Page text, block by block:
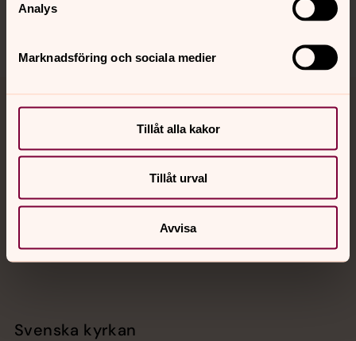
Analys
Marknadsföring och sociala medier
Tillåt alla kakor
Tillåt urval
Avvisa
Jourhavande präst
Akut samtals- och krisstöd. Prata eller chatta anonymt
Chatt
Telefon 112
Svenska kyrkan